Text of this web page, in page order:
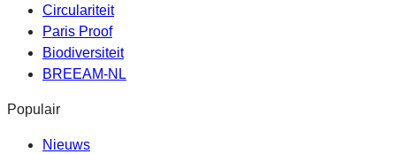
Circulariteit
Paris Proof
Biodiversiteit
BREEAM-NL
Populair
Nieuws